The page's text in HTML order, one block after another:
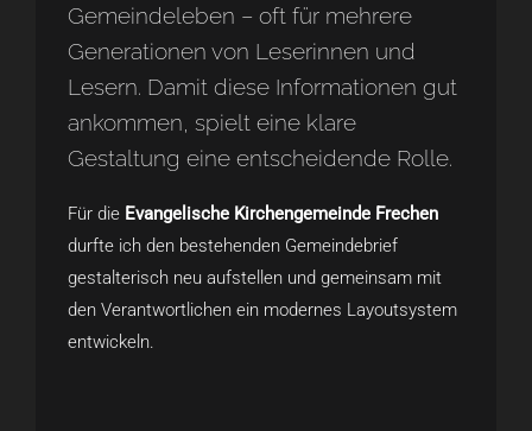
Gemeindeleben – oft für mehrere
Generationen von Leserinnen und
Lesern. Damit diese Informationen gut
ankommen, spielt eine klare
Gestaltung eine entscheidende Rolle.
Für die Evangelische Kirchengemeinde Frechen
durfte ich den bestehenden Gemeindebrief
gestalterisch neu aufstellen und gemeinsam mit
den Verantwortlichen ein modernes Layoutsystem
entwickeln.